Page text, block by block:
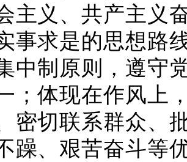
主义、共产主义
事求是的思想路
中制原则，遵守
；体现在作风上
密切联系群众、
躁、艰苦奋斗等